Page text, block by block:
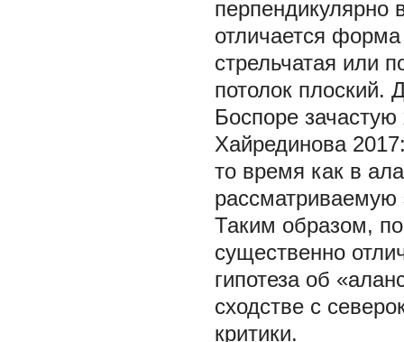
перпендикулярно
отличается
стрельчатая или
потолок плоский.
Боспоре
Хайрединова
то время как в
рассматриваемую
Таким образом,
существенно
гипотеза об
сходстве с
критики.